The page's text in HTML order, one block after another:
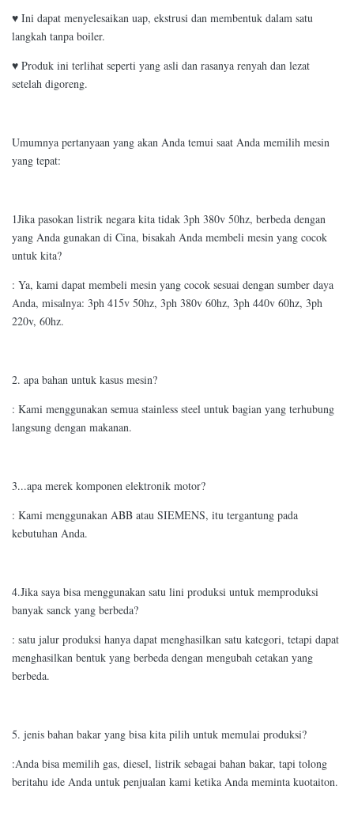
♥ Ini dapat menyelesaikan uap, ekstrusi dan membentuk dalam satu
langkah tanpa boiler.
♥ Produk ini terlihat seperti yang asli dan rasanya renyah dan lezat
setelah digoreng.
Umumnya pertanyaan yang akan Anda temui saat Anda memilih mesin
yang tepat:
1Jika pasokan listrik negara kita tidak 3ph 380v 50hz, berbeda dengan
yang Anda gunakan di Cina, bisakah Anda membeli mesin yang cocok
untuk kita?
: Ya, kami dapat membeli mesin yang cocok sesuai dengan sumber daya
Anda, misalnya: 3ph 415v 50hz, 3ph 380v 60hz, 3ph 440v 60hz, 3ph
220v, 60hz.
2. apa bahan untuk kasus mesin?
: Kami menggunakan semua stainless steel untuk bagian yang terhubung
langsung dengan makanan.
3...apa merek komponen elektronik motor?
: Kami menggunakan ABB atau SIEMENS, itu tergantung pada
kebutuhan Anda.
4.Jika saya bisa menggunakan satu lini produksi untuk memproduksi
banyak sanck yang berbeda?
: satu jalur produksi hanya dapat menghasilkan satu kategori, tetapi dapat
menghasilkan bentuk yang berbeda dengan mengubah cetakan yang
berbeda.
5. jenis bahan bakar yang bisa kita pilih untuk memulai produksi?
:Anda bisa memilih gas, diesel, listrik sebagai bahan bakar, tapi tolong
beritahu ide Anda untuk penjualan kami ketika Anda meminta kuotaiton.